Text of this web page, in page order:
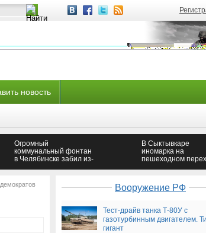
новость
Огромный
коммунальный фонтан
в Челябинске забил из-
В Сыктывкаре
иномарка на
пешеходном
Вооружение РФ
Тест-драйв танка Т-80У с
газотурбинным двигателем.
гигант